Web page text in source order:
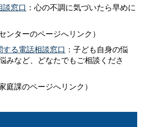
窓口 ：心の不調に気づいたら早めに
ターのページへリンク）
る電話相談窓口 ：子ども自身の悩
みなど、どなたでもご相談くださ
課のページへリンク）